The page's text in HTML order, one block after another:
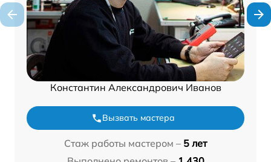
Константин Александрович Иванов
Вызвать мастера
Стаж работы мастером – 5 лет